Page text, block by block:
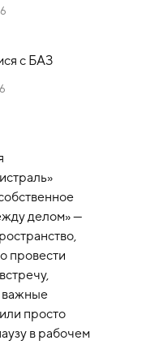
с БАЗ
делом» —
провести
важные
просто
в рабочем